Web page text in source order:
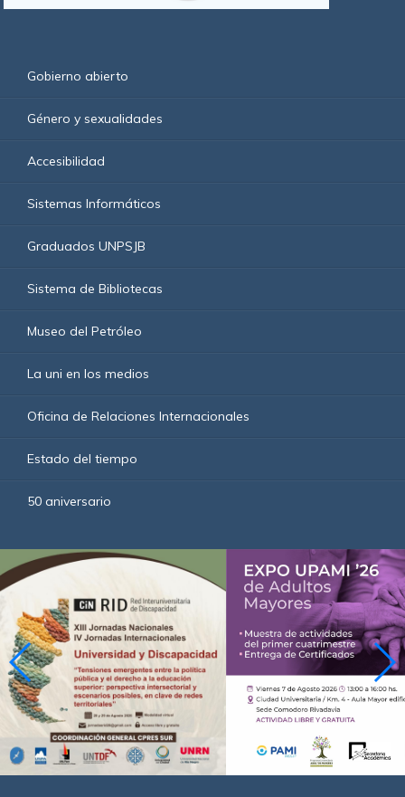
Gobierno abierto
Género y sexualidades
Accesibilidad
Sistemas Informáticos
Graduados UNPSJB
Sistema de Bibliotecas
Museo del Petróleo
La uni en los medios
Oficina de Relaciones Internacionales
Estado del tiempo
50 aniversario